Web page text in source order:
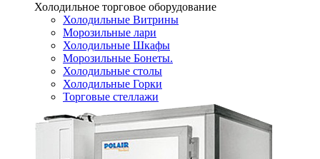
Холодильное торговое оборудование
Холодильные Витрины
Морозильные лари
Холодильные Шкафы
Морозильные Бонеты.
Холодильные столы
Холодильные Горки
Торговые стеллажи